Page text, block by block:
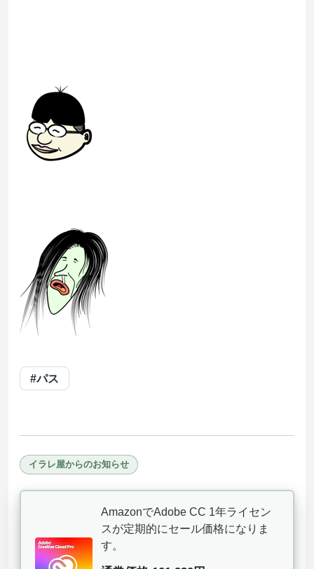
#パス
イラレ屋からのお知らせ
AmazonでAdobe CC 1年ライセン
スが定期的にセール価格になりま
す。